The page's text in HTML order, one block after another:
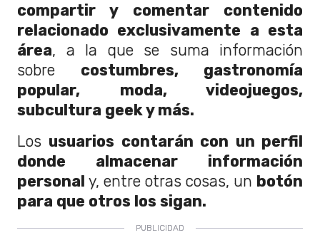
compartir y comentar contenido
relacionado exclusivamente a esta
área, a la que se suma información
sobre costumbres, gastronomía
popular, moda, videojuegos,
subcultura geek y más.
Los usuarios contarán con un perfil
donde almacenar información
personal y, entre otras cosas, un botón
para que otros los sigan.